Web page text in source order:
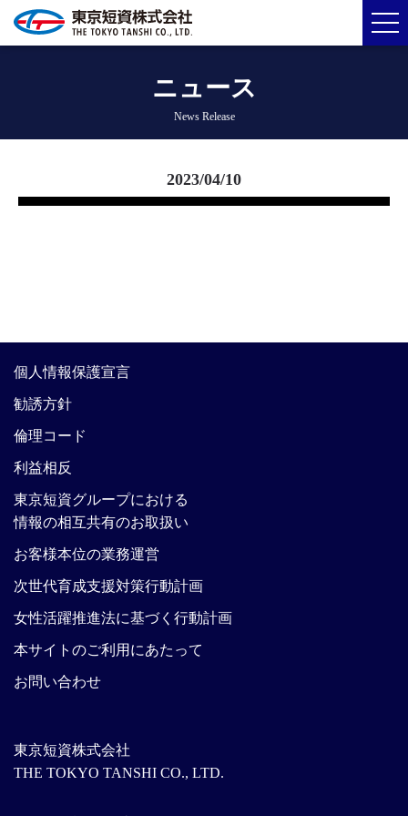
ニュース
News Release
2023/04/10
東京短資株式会社
THE TOKYO TANSHI CO., LTD.
個人情報保護宣言
勧誘方針
倫理コード
利益相反
東京短資グループにおける
情報の相互共有のお取扱い
お客様本位の業務運営
次世代育成支援対策行動計画
女性活躍推進法に基づく行動計画
本サイトのご利用にあたって
お問い合わせ